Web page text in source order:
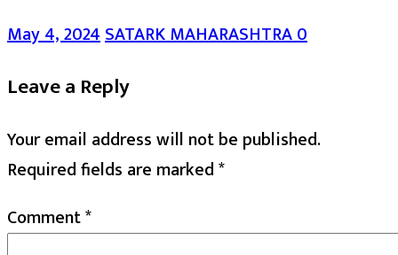
May 4, 2024SATARK MAHARASHTRA0
Leave a Reply
Your email address will not be published.
Required fields are marked*
Comment*